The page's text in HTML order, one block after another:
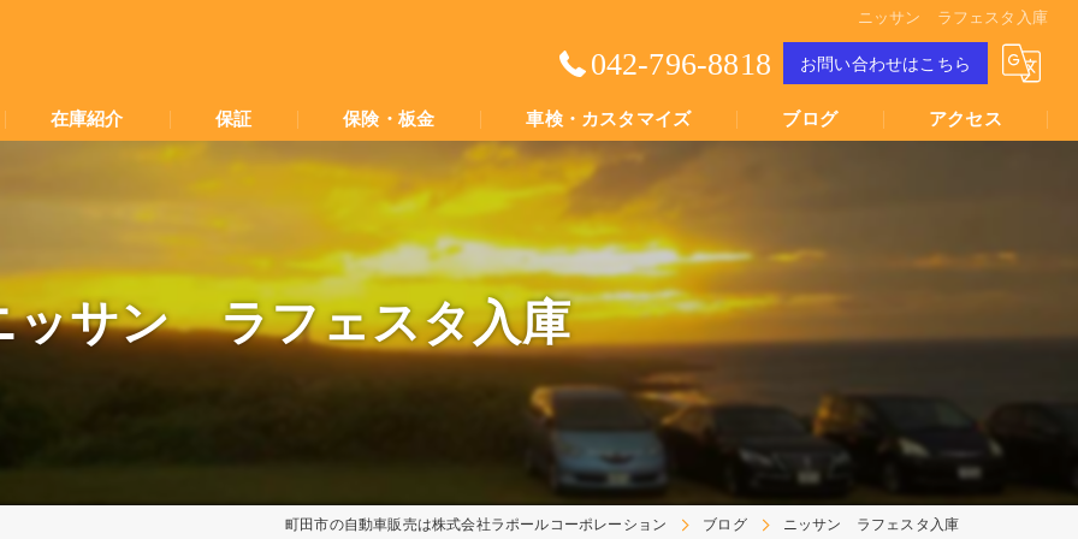
ニッサン ラフェスタ入庫
042-796-8818 お問い合わせはこちら
在庫紹介 保証 保険・板金 車検・カスタマイズ ブログ
Youtube動画
アクセス
ッサン ラフェスタ入庫
町田市の自動車販売は株式会社ラポールコーポレーション ブログ ニッサン ラフェスタ入庫